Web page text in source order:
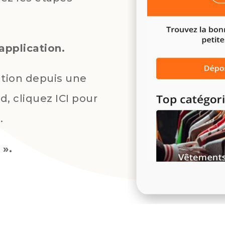
depuis une
cliquez ICI pour